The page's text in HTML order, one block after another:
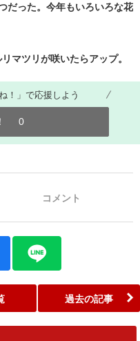
だった。今年もいろいろな花
マツリが咲いたらアップ。
！」で応援しよう
0
コメント
過去の記事